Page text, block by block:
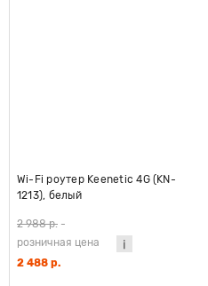
Wi-Fi роутер Keenetic 4G (KN-
1213), белый
2 988 р. -
розничная цена
2 488 р.